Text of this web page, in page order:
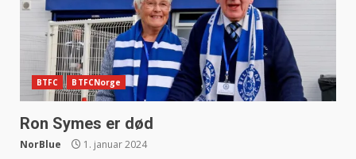
BTFC BTFCNorge
Ron Symes er død
NorBlue 1. januar 2024